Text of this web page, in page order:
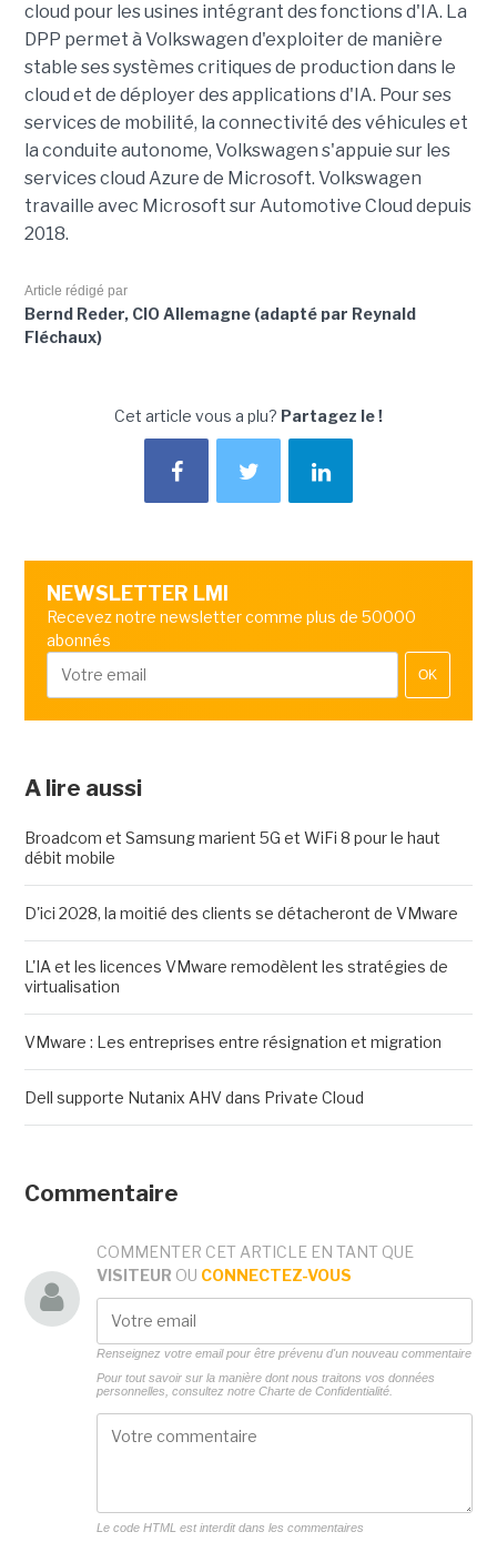
cloud pour les usines intégrant des fonctions d'IA. La
DPP permet à Volkswagen d'exploiter de manière
stable ses systèmes critiques de production dans le
cloud et de déployer des applications d'IA. Pour ses
services de mobilité, la connectivité des véhicules et
la conduite autonome, Volkswagen s'appuie sur les
services cloud Azure de Microsoft. Volkswagen
travaille avec Microsoft sur Automotive Cloud depuis
2018.
Article rédigé par
Bernd Reder, CIO Allemagne (adapté par Reynald
Fléchaux)
Cet article vous a plu? Partagez le !
NEWSLETTER LMI
Recevez notre newsletter comme plus de 50000
abonnés
OK
A lire aussi
Broadcom et Samsung marient 5G et WiFi 8 pour le haut
débit mobile
D'ici 2028, la moitié des clients se détacheront de VMware
L'IA et les licences VMware remodèlent les stratégies de
virtualisation
VMware : Les entreprises entre résignation et migration
Dell supporte Nutanix AHV dans Private Cloud
Commentaire
COMMENTER CET ARTICLE EN TANT QUE
VISITEUR OU CONNECTEZ-VOUS
Renseignez votre email pour être prévenu d'un nouveau commentaire
Pour tout savoir sur la manière dont nous traitons vos données
personnelles, consultez notre Charte de Confidentialité.
Le code HTML est interdit dans les commentaires